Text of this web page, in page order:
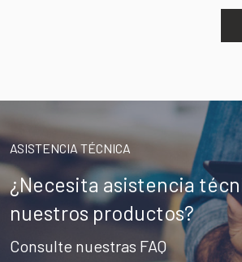
ASISTENCIA TÉCNICA
¿Necesita asistencia
nuestros productos?
Consulte nuestras FAQ